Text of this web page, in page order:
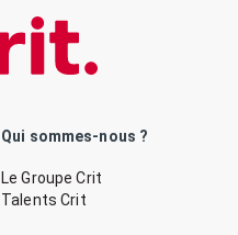
Qui sommes-nous ?
Le Groupe Crit
Talents Crit